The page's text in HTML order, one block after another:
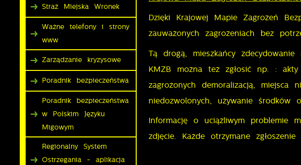
Straż Miejska Wronek
Ważne telefony i strony
www
Zarządzanie kryzysowe
Poradnik bezpieczeństwa
Poradnik bezpieczeństwa
w Polskim Języku
Migowym
Regionalny System
Ostrzegania - aplikacja
Dzięki Krajowej Mapie Zagrożeń
zauważonych zagrożeniach bez
Tą drogą, mieszkańcy
KMZB można też zgłosić np. : akty
zagrożonych demoralizacją, miejsca
niedozwolonych, używanie środków
Informację o uciążliwym problemie
zdjęcie. Każde otrzymane